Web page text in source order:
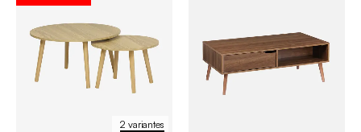
2 variantes